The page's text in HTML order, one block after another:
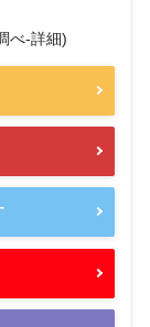
べ-詳細)